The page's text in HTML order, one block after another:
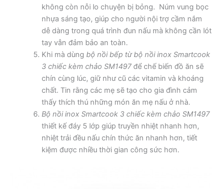
không còn nỗi lo chuyện bị bỏng. Núm vung bọc
nhựa sáng tạo, giúp cho người nội trợ cầm nắm
dễ dàng trong quá trình đun nấu mà không cần lót
tay vẫn đảm bảo an toàn.
Khi mà dùng bộ nồi bếp từ bộ nồi inox Smartcook
3 chiếc kèm chảo SM1497để chế biến đồ ăn sẽ
chín cùng lúc, giữ như cũ các vitamin và khoáng
chất. Tin rằng các mẹ sẽ tạo cho gia đình cảm
thấy thích thú những món ăn mẹ nấu ở nhà.
Bộ nồi inox Smartcook 3 chiếc kèm chảo SM1497
thiết kế đáy 5 lớp giúp truyền nhiệt nhanh hơn,
nhiệt trải đều nấu chín thức ăn nhanh hơn, tiết
kiệm được nhiều thời gian công sức hơn.